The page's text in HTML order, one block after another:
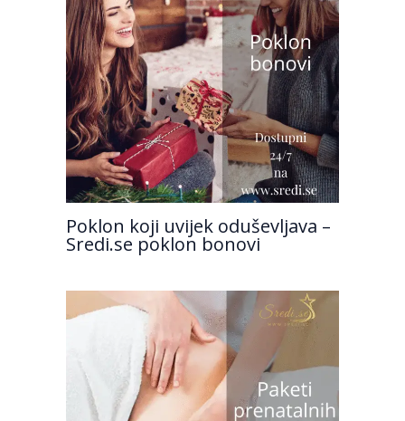
Poklon koji uvijek oduševljava –
Sredi.se poklon bonovi